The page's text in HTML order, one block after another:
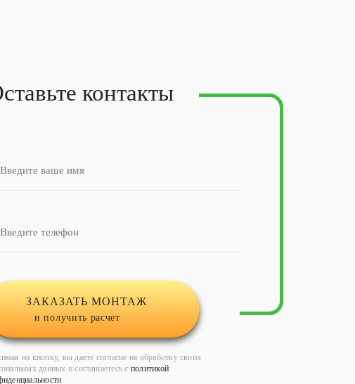
контакты
ЗАКАЗАТЬ МОНТАЖ
и получить расчет
на кнопку, вы даете согласие на обработку своих
данных и соглашаетесь с политикой